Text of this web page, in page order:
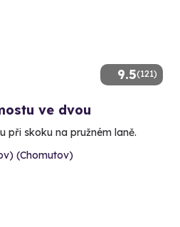
9.5(121)
ve dvou
při skoku na pružném laně.
(Chomutov)